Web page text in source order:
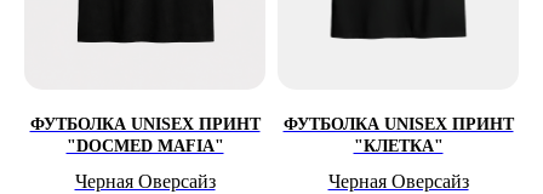
ФУТБОЛКА UNISEX ПРИНТ
"DOCMED MAFIA"
Черная Оверсайз
ФУТБОЛКА UNISEX ПРИНТ
"КЛЕТКА"
Черная Оверсайз